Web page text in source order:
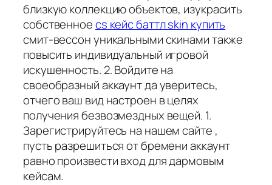
близкую коллекцию объектов, изукрасить
собственноеcs кейс баттл skin купить
смит-вессон уникальными скинами также
повысить индивидуальный игровой
искушенность. 2. Войдите на
своеобразный аккаунт да уверитесь,
отчего ваш вид настроен в целях
получения безвозмездных вещей. 1.
Зарегистрируйтесь на нашем сайте ,
пусть разрешиться от бремени аккаунт
равно произвести вход для дармовым
кейсам.